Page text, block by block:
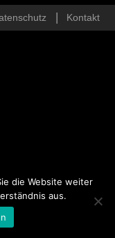
Kontakt
die Website weiter
aus.